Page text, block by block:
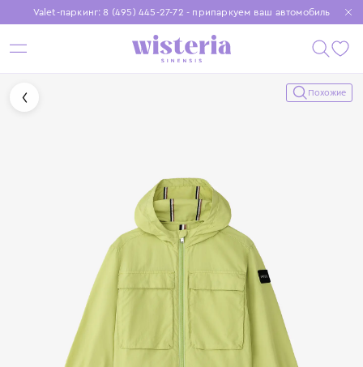
Valet-паркинг: 8 (495) 445-27-72 - припаркуем ваш автомобиль
Бесплатная доставка при заказе от 15 000 ₽
Установите приложение, чтобы покупки были еще удобнее
Похожие